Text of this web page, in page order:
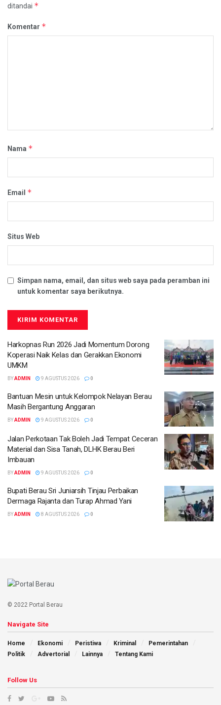
ditandai *
Komentar *
Nama *
Email *
Situs Web
Simpan nama, email, dan situs web saya pada peramban ini
untuk komentar saya berikutnya.
Harkopnas Run 2026 Jadi Momentum Dorong
Koperasi Naik Kelas dan Gerakkan Ekonomi
UMKM
BYADMIN 9 AGUSTUS 2026 0
Bantuan Mesin untuk Kelompok Nelayan Berau
Masih Bergantung Anggaran
BYADMIN 9 AGUSTUS 2026 0
Jalan Perkotaan Tak Boleh Jadi Tempat Ceceran
Material dan Sisa Tanah, DLHK Berau Beri
Imbauan
BYADMIN 9 AGUSTUS 2026 0
Bupati Berau Sri Juniarsih Tinjau Perbaikan
Dermaga Rajanta dan Turap Ahmad Yani
BYADMIN 8 AGUSTUS 2026 0
© 2022 Portal Berau
Navigate Site
Home Ekonomi Peristiwa Kriminal
Pemerintahan
Politik
Advertorial Lainnya Tentang Kami
Follow Us